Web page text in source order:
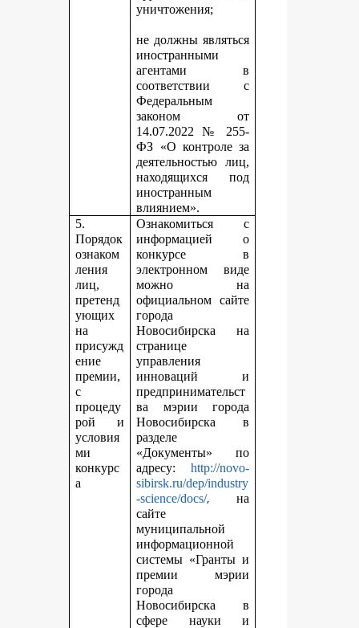
уничтожения;
не должны являться
иностранными
агентами в
соответствии с
Федеральным
законом от
14.07.2022 № 255-
ФЗ «О контроле за
деятельностью лиц,
находящихся под
иностранным
влиянием».
5.
Порядок
ознаком
ления
лиц,
претенд
ующих
на
присужд
ение
премии,
с
процеду
рой и
условия
ми
конкурс
а
Ознакомиться с
информацией о
конкурсе в
электронном виде
можно на
официальном сайте
города
Новосибирска на
странице
управления
инноваций и
предпринимательст
ва мэрии города
Новосибирска в
разделе
«Документы» по
адресу:http://novo-
sibirsk.ru/dep/industry
-science/docs/,на
сайте
муниципальной
информационной
системы «Гранты и
премии мэрии
города
Новосибирска в
сфере науки и